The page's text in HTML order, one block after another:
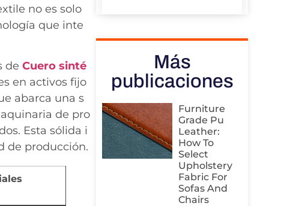
no es solo
que inte
de Cuero sinté
en activos fijo
abarca una s
de pro
Esta sólida i
de producción.
Más
publicaciones
Furniture
Grade Pu
Leather:
How To
Select
Upholstery
Fabric For
Sofas And
Chairs